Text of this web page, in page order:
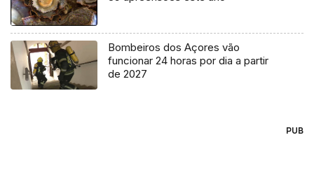
Bombeiros dos Açores vão
funcionar 24 horas por dia a partir
de 2027
PUB